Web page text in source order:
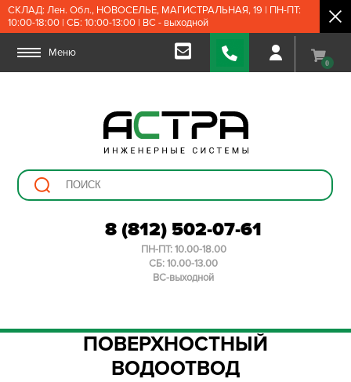
СКЛАД: Лен. Обл., НОВОСЕЛЬЕ, МАГИСТРАЛЬНАЯ, 19 | ПН-ПТ:
10:00-18:00 | СБ: 10:00-13:00 | ВС - выходной
Меню
0
8 (812) 502-07-61
ПН-ПТ: 10.00-18.00
СБ: 10.00-13.00
ВС-выходной
ПОВЕРХНОСТНЫЙ
ВОДООТВОД